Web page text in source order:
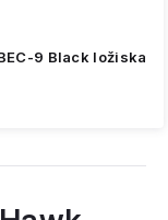
9 Black ložiska